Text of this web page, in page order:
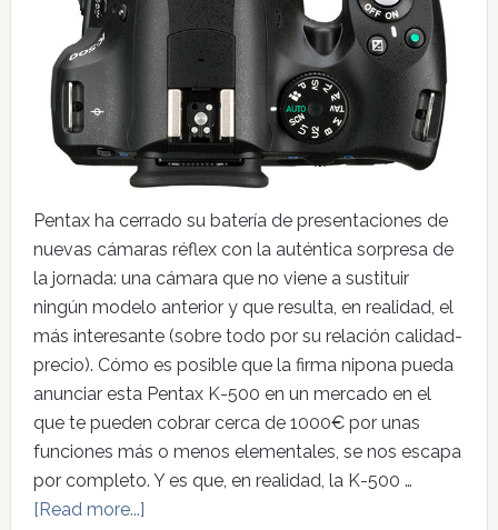
Pentax ha cerrado su batería de presentaciones de
nuevas cámaras réflex con la auténtica sorpresa de
la jornada: una cámara que no viene a sustituir
ningún modelo anterior y que resulta, en realidad, el
más interesante (sobre todo por su relación calidad-
precio). Cómo es posible que la firma nipona pueda
anunciar esta Pentax K-500 en un mercado en el
que te pueden cobrar cerca de 1000€ por unas
funciones más o menos elementales, se nos escapa
por completo. Y es que, en realidad, la K-500 …
[Read more...]